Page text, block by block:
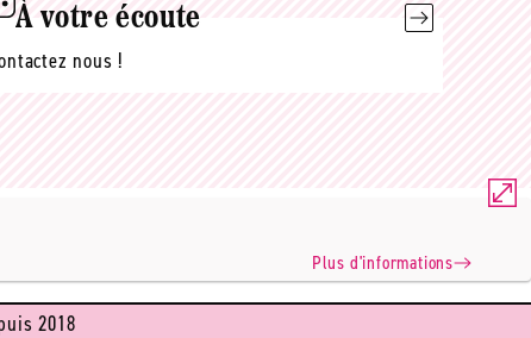
À votre écoute
nous !
Plus d'informations
2018